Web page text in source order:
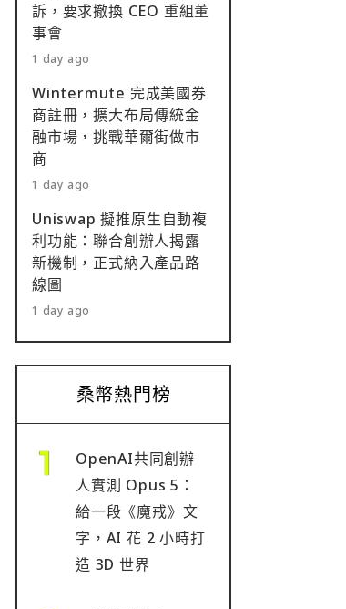
訴，要求撤換 CEO 重組董
事會
1 day ago
Wintermute 完成美國券
商註冊，擴大布局傳統金
融市場，挑戰華爾街做市
商
1 day ago
Uniswap 擬推原生自動複
利功能：聯合創辦人揭露
新機制，正式納入產品路
線圖
1 day ago
桑幣熱門榜
OpenAI共同創辦
人實測 Opus 5：
給一段《魔戒》文
字，AI 花 2 小時打
造 3D 世界